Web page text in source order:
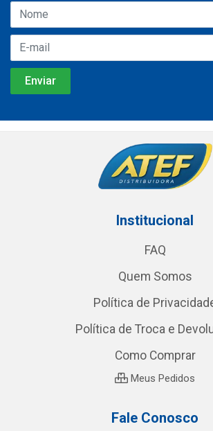
Institucional
FAQ
Quem Somos
Política de
Política de Troca e
Como Comprar
Meus Pedidos
Fale Conosco